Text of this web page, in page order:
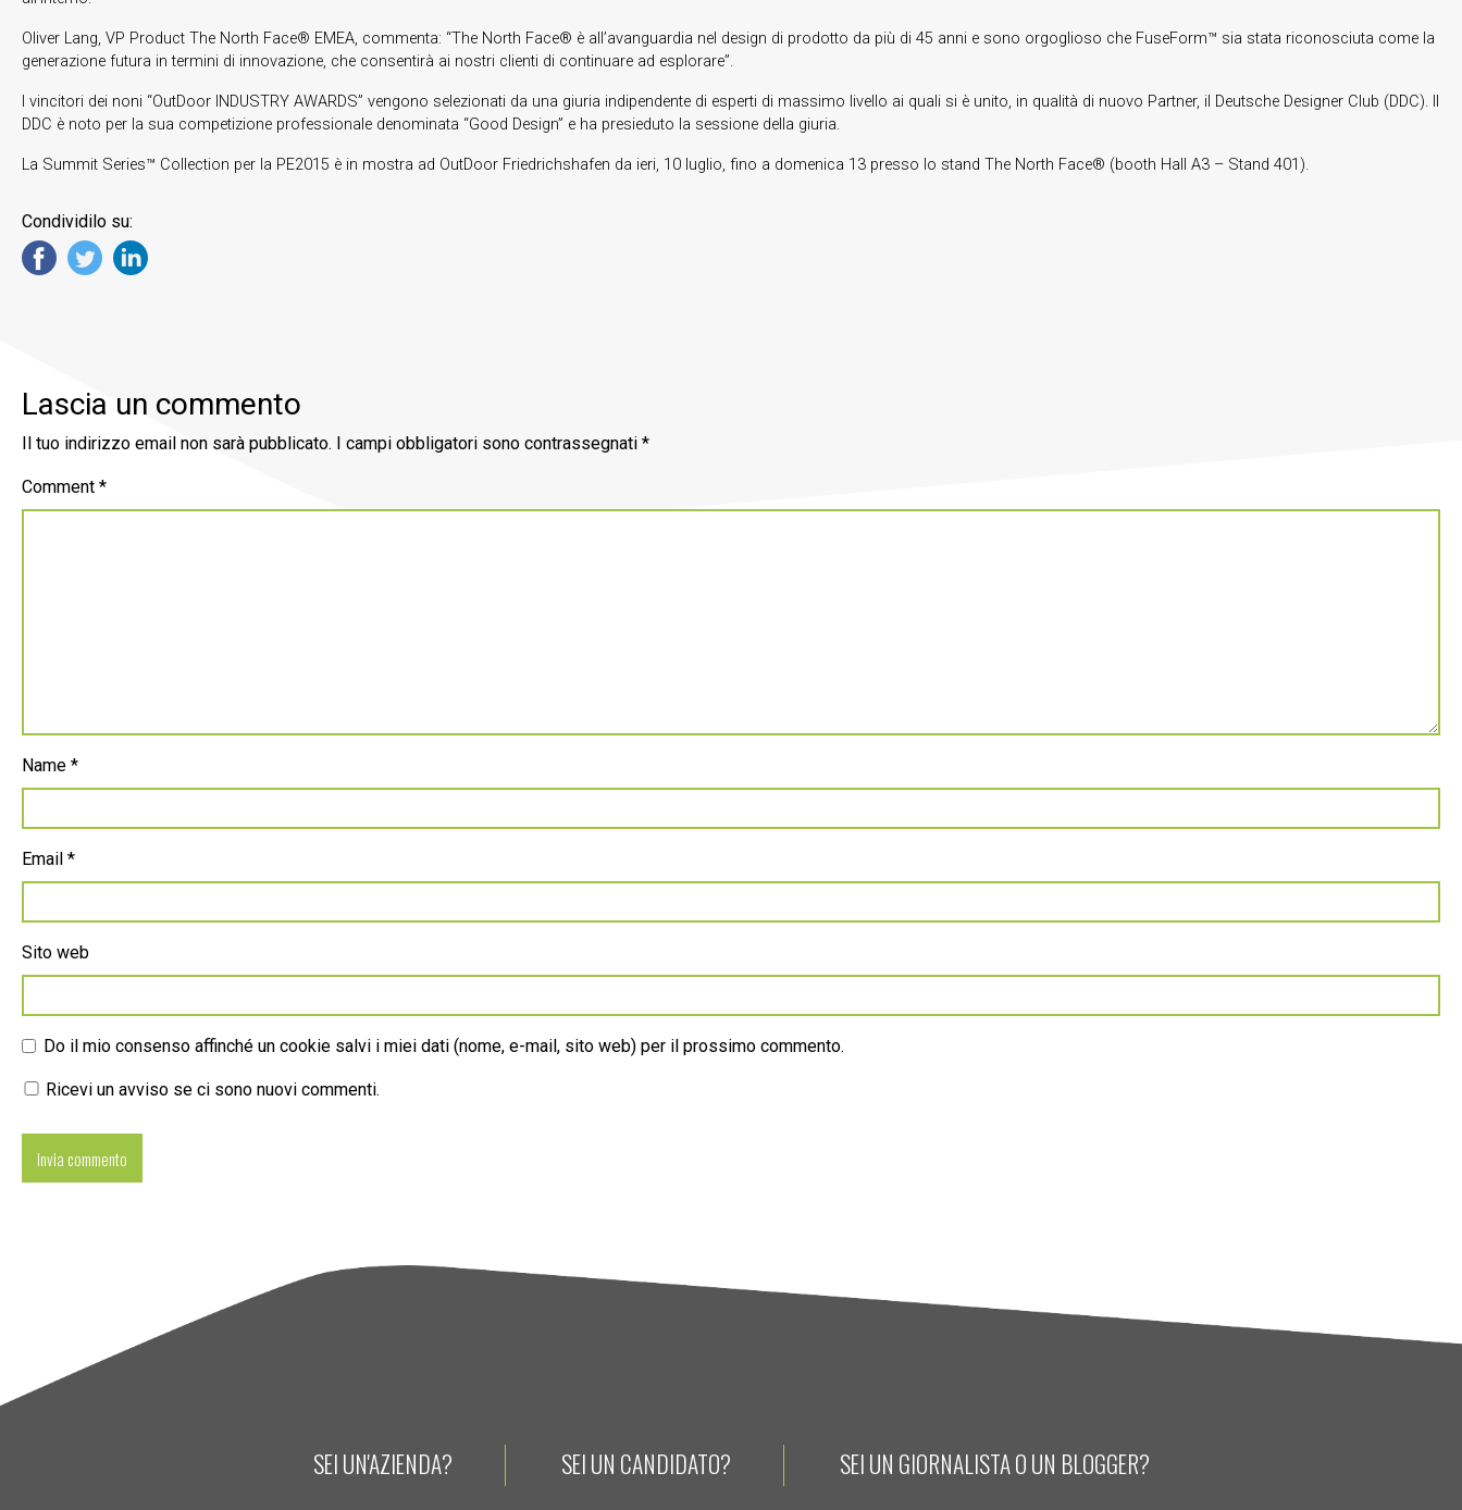
Oliver Lang, VP Product The North Face® EMEA, commenta: “The North Face® è all’avanguardia nel design di prodotto da più di 45 anni e sono orgoglioso che FuseForm™ sia stata riconosciuta come la
generazione futura in termini di innovazione, che consentirà ai nostri clienti di continuare ad esplorare”.
I vincitori dei noni “OutDoor INDUSTRY AWARDS” vengono selezionati da una giuria indipendente di esperti di massimo livello ai quali si è unito, in qualità di nuovo Partner, il Deutsche Designer Club (DDC). Il
DDC è noto per la sua competizione professionale denominata “Good Design” e ha presieduto la sessione della giuria.
La Summit Series™ Collection per la PE2015 è in mostra ad OutDoor Friedrichshafen da ieri, 10 luglio, fino a domenica 13 presso lo stand The North Face® (booth Hall A3 – Stand 401).
Condividilo su:
Lascia un commento
Il tuo indirizzo email non sarà pubblicato. I campi obbligatori sono contrassegnati *
Comment *
Name *
Email *
Sito web
Do il mio consenso affinché un cookie salvi i miei dati (nome, e-mail, sito web) per il prossimo commento.
Ricevi un avviso se ci sono nuovi commenti.
SEI UN'AZIENDA? SEI UN CANDIDATO? SEI UN GIORNALISTA O UN BLOGGER?